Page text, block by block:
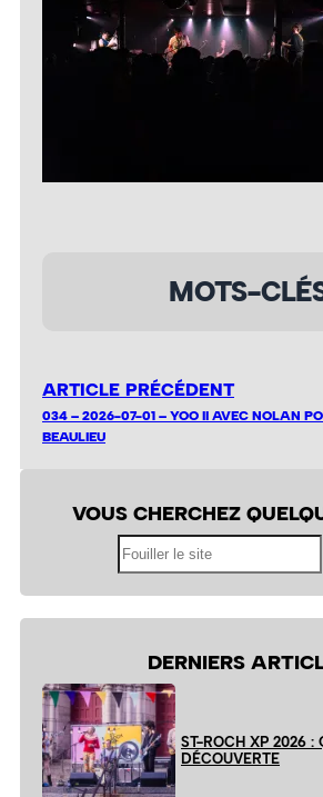
MOTS-
ARTICLE PRÉCÉDENT
034 – 2026-07-01 – YOO II AVEC NOLAN
BEAULIEU
VOUS CHERCHEZ
DERNIERS
ST-ROCH XP 2026 :
DÉCOUVERTE